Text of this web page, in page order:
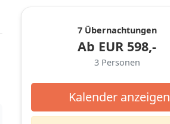
7 Übernachtungen
Ab EUR 598,-
3 Personen
Kalender anzeigen